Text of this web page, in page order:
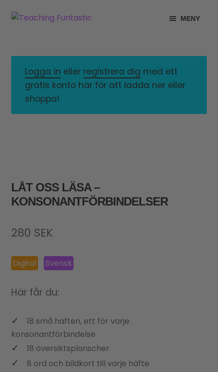
Hoppa
Gå
MENY
UNDERMENY
GRATISMATERIAL
BUTIK
TIPSHÖRNAN
Logga in eller registrera dig med ett
gratis konto här för att ladda ner eller
shoppa!
LÅT OSS LÄSA –
KONSONANTFÖRBINDELSER
280 SEK
Digital Svensk
Här får du:
18 små häften, ett för varje
konsonantförbindelse
18 översiktsplanscher
8 ord och bildkort till varje häfte